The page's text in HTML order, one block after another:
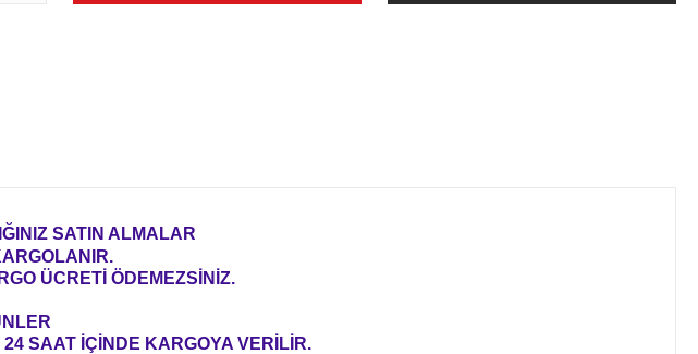
SATIN ALMALAR
ÜCRETİ ÖDEMEZSİNİZ.
SAAT İÇİNDE KARGOYA VERİLİR.